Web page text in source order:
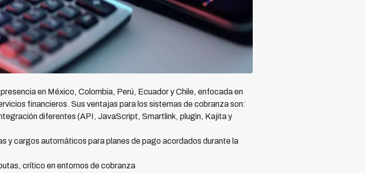
en México, Colombia, Perú, Ecuador y Chile, enfocada en
financieros. Sus ventajas para los sistemas de cobranza son:
diferentes (API, JavaScript, Smartlink, plugin, Kajita y
y cargos automáticos para planes de pago acordados durante la
crítico en entornos de cobranza